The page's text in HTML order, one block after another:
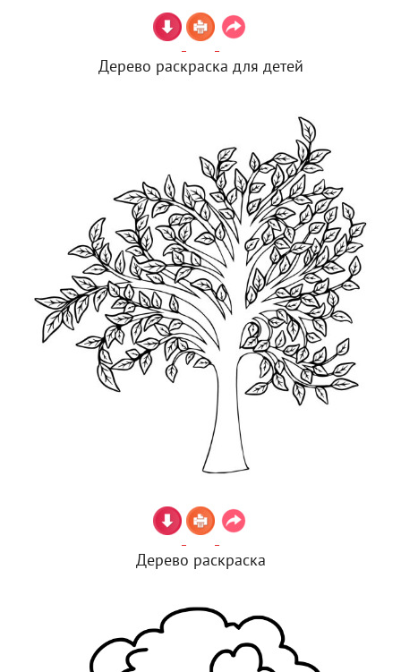
Дерево раскраска для детей
Дерево раскраска